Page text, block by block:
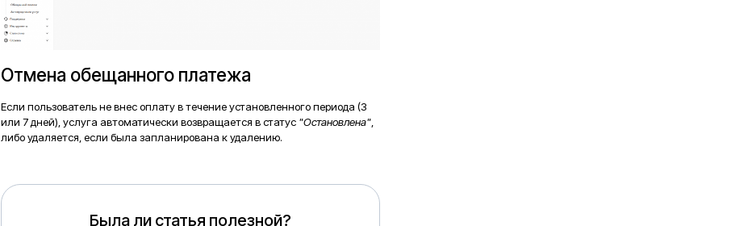
Отмена обещанного платежа
Если пользователь не внес оплату в течение установленного периода (3
или 7 дней), услуга автоматически возвращается в статус "Остановлена"
либо удаляется, если была запланирована к удалению.
Была ли статья полезной?